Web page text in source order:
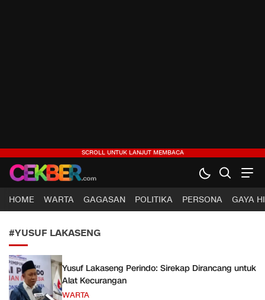
CEKBER
Berita Jelas, Analisis Cerdas
HOME WARTA GAGASAN POLITIKA PERSONA GAYA
#YUSUF LAKASENG
Yusuf Lakaseng Perindo: Sirekap Dirancang untuk
Alat Kecurangan
WARTA